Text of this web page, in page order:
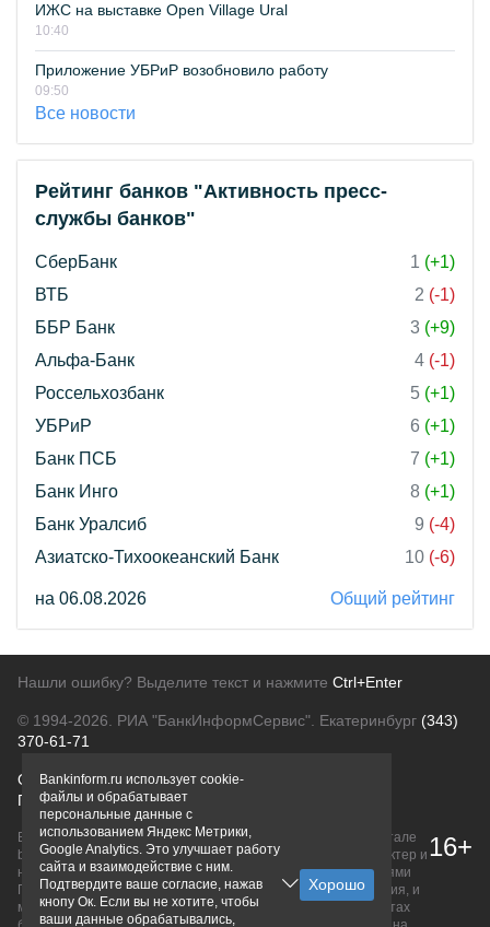
ИЖС на выставке Open Village Ural
10:40
Приложение УБРиР возобновило работу
09:50
Все новости
Рейтинг банков "Активность пресс-
службы банков"
СберБанк 1 (+1)
ВТБ
2 (-1)
ББР Банк
3 (+9)
Альфа-Банк
4 (-1)
Россельхозбанк
5 (+1)
УБРиР
6 (+1)
Банк ПСБ
7 (+1)
Банк Инго
8 (+1)
Банк Уралсиб
9 (-4)
Азиатско-Тихоокеанский Банк
10 (-6)
на 06.08.2026 Общий рейтинг
Нашли ошибку? Выделите текст и нажмите Ctrl+Enter
© 1994-2026. РИА "БанкИнформСервис". Екатеринбург (343)
370-61-71
О проектеПолитика конфиденциальности
Правовая информацияДля рекламодателей
Вся информация о продуктах банков, размещенная на портале
bankinform.ru, носит исключительно ознакомительный характер и
не является публичной офертой, определяемой положениями
ГК РФ. Информация не содержит точного и полного описания, и
может быть изменена. Конечные условия уточняйте на сайтах
16+
Bankinform.ru использует cookie-
файлы и обрабатывает
персональные данные с
использованием Яндекс Метрики,
Google Analytics. Это улучшает работу
сайта и взаимодействие с ним.
Подтвердите ваше согласие, нажав
кнопу Ок. Если вы не хотите, чтобы
ваши данные обрабатывались,